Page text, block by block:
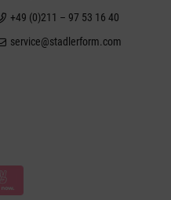
+49 (0)211 – 97 53 16 40
service@stadlerform.com